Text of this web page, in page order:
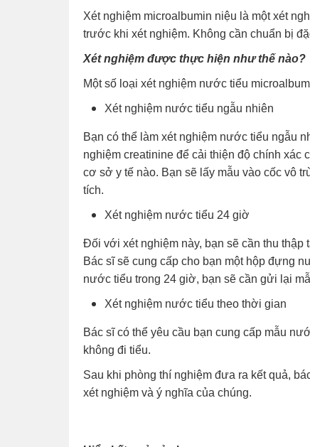
Xét nghiệm microalbumin niệu là một xét
trước khi xét nghiệm. Không cần chuẩn bị
Xét nghiệm được thực hiện như thế nào?
Một số loại xét nghiệm nước tiểu
Xét nghiệm nước tiểu ngẫu nhiên
Bạn có thể làm xét nghiệm nước tiểu ngẫu
nghiệm creatinine để cải thiện độ chính xác
cơ sở y tế nào. Bạn sẽ lấy mẫu vào cốc vô
tích.
Xét nghiệm nước tiểu 24 giờ
Đối với xét nghiệm này, bạn sẽ cần thu
Bác sĩ sẽ cung cấp cho bạn một hộp đựng
nước tiểu trong 24 giờ, bạn sẽ cần gửi lại
Xét nghiệm nước tiểu theo thời gian
Bác sĩ có thể yêu cầu bạn cung cấp mẫu
không đi tiểu.
Sau khi phòng thí nghiệm đưa ra kết quả,
xét nghiệm và ý nghĩa của chúng.